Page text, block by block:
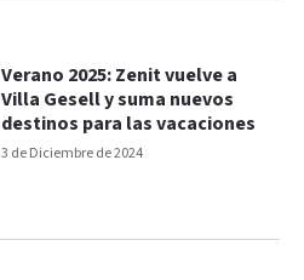
3 de Diciembre de 2024
Verano 2025: Zenit vuelve a
Villa Gesell y suma nuevos
destinos para las vacaciones